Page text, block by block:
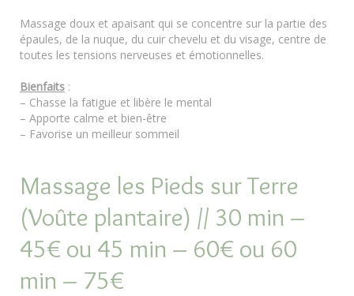
Massage doux et apaisant qui se concentre sur la partie des
épaules, de la nuque, du cuir chevelu et du visage, centre de
toutes les tensions nerveuses et émotionnelles.
Bienfaits :
– Chasse la fatigue et libère le mental
– Apporte calme et bien-être
– Favorise un meilleur sommeil
Massage les Pieds sur Terre
(Voûte plantaire) // 30 min –
45€ ou 45 min – 60€ ou 60
min – 75€